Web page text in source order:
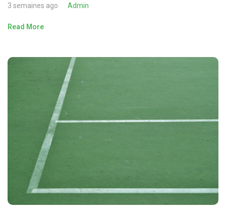
3 semaines ago Admin
Read More